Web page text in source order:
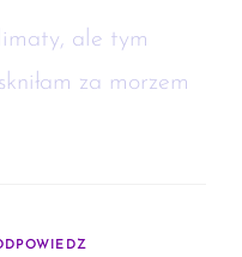
ale tym
za morzem